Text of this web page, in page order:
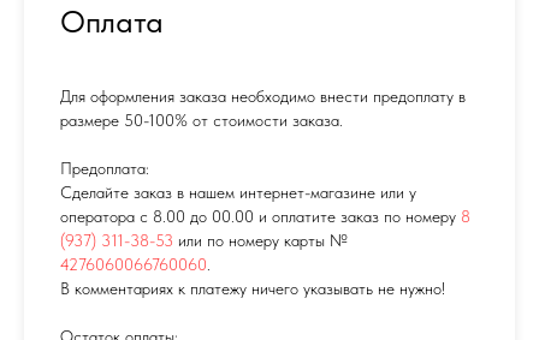
Оплата
Для оформления заказа необходимо внести предоплату в
размере 50-100% от стоимости заказа.
Предоплата:
Сделайте заказ в нашем интернет-магазине или у
оператора с 8.00 до 00.00 и оплатите заказ по номеру 8
(937) 311-38-53 или по номеру карты №
4276060066760060
В комментариях к платежу ничего указывать не нужно!